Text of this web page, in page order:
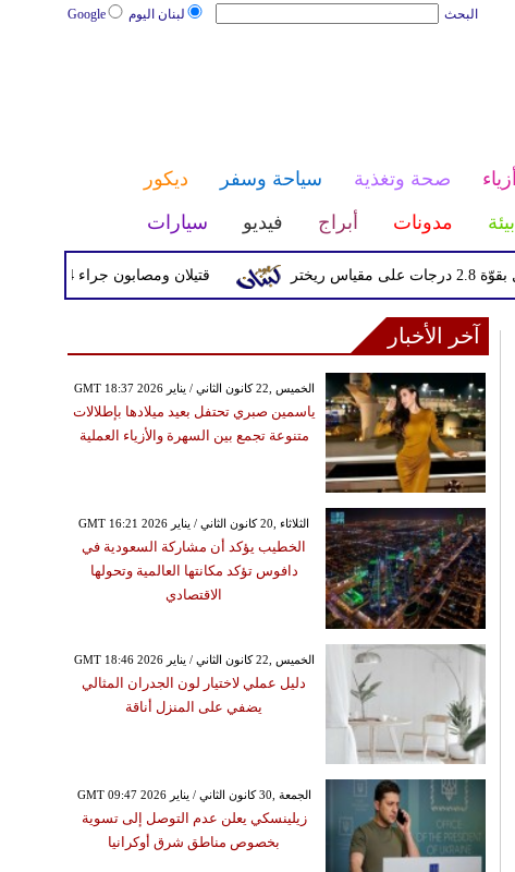
لبنان اليوم Google البحث
أزياء صحة وتغذية سياحة وسفر
ديكور
بيئة مدونات أبراج فيديو سيارات
قتيلان ومصابون جراء 14 غارة إسرائيلية على شرق وجنوب لبنان
آخر الأخبار
GMT 18:37 2026 الخميس ,22 كانون الثاني / يناير
ياسمين صبري تحتفل بعيد ميلادها بإطلالات
متنوعة تجمع بين السهرة والأزياء العملية
GMT 16:21 2026 الثلاثاء ,20 كانون الثاني / يناير
الخطيب يؤكد أن مشاركة السعودية في
دافوس تؤكد مكانتها العالمية وتحولها
الاقتصادي
GMT 18:46 2026 الخميس ,22 كانون الثاني / يناير
دليل عملي لاختيار لون الجدران المثالي
يضفي على المنزل أناقة
GMT 09:47 2026 الجمعة ,30 كانون الثاني / يناير
زيلينسكي يعلن عدم التوصل إلى تسوية
بخصوص مناطق شرق أوكرانيا